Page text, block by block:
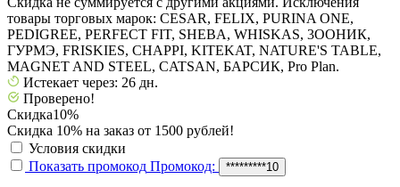
товары торговых марок: CESAR, FELIX, PURINA ONE,
PEDIGREE, PERFECT FIT, SHEBA, WHISKAS, 3ООНИК,
ГУРМЭ, FRISKIES, CHAPPI, KITEKAT, NATURE'S TABLE,
MAGNET AND STEEL, CATSAN, БАРСИК, Pro Plan.
Истекает через: 26 дн.
Проверено!
Скидка10%
Скидка 10% на заказ от 1500 рублей!
Условия скидки
Показать промокод Промокод: *********10